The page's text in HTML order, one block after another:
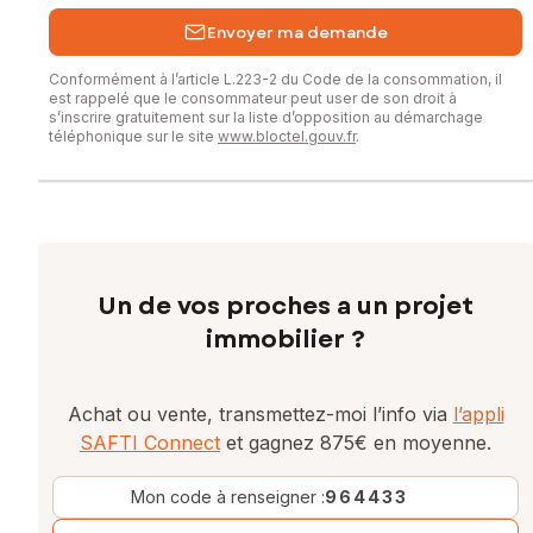
Envoyer ma demande
Conformément à l’article L.223-2 du Code de la consommation, il
est rappelé que le consommateur peut user de son droit à
s’inscrire gratuitement sur la liste d’opposition au démarchage
téléphonique sur le site www.bloctel.gouv.fr.
Un de vos proches a un projet
immobilier ?
Achat ou vente, transmettez-moi l’info via l’appli
SAFTI Connect et gagnez 875€ en moyenne.
Mon code à renseigner :964433